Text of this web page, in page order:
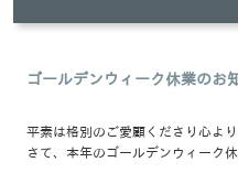
ゴールデンウィーク休業のお
平素は格別のご愛顧くださり心より
さて、本年のゴールデンウィーク